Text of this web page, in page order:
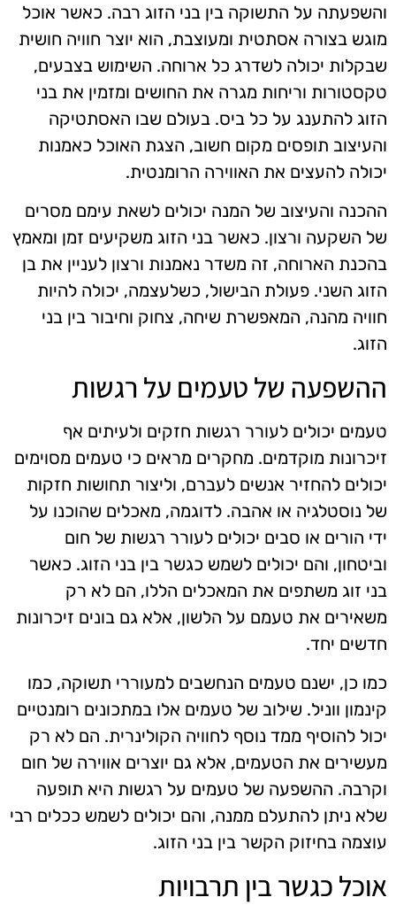
והשפעתה על התשוקה בין בני הזוג רבה. כאשר אוכל
מוגש בצורה אסתטית ומעוצבת, הוא יוצר חוויה חושית
שבקלות יכולה לשדרג כל ארוחה. השימוש בצבעים,
טקסטורות וריחות מגרה את החושים ומזמין את בני
הזוג להתענג על כל ביס. בעולם שבו האסתטיקה
והעיצוב תופסים מקום חשוב, הצגת האוכל כאמנות
יכולה להעצים את האווירה הרומנטית.
ההכנה והעיצוב של המנה יכולים לשאת עימם מסרים
של השקעה ורצון. כאשר בני הזוג משקיעים זמן ומאמץ
בהכנת הארוחה, זה משדר נאמנות ורצון לעניין את בן
הזוג השני. פעולת הבישול, כשלעצמה, יכולה להיות
חוויה מהנה, המאפשרת שיחה, צחוק וחיבור בין בני
הזוג.
ההשפעה של טעמים על רגשות
טעמים יכולים לעורר רגשות חזקים ולעיתים אף
זיכרונות מוקדמים. מחקרים מראים כי טעמים מסוימים
יכולים להחזיר אנשים לעברם, וליצור תחושות חזקות
של נוסטלגיה או אהבה. לדוגמה, מאכלים שהוכנו על
ידי הורים או סבים יכולים לעורר רגשות של חום
וביטחון, והם יכולים לשמש כגשר בין בני הזוג. כאשר
בני זוג משתפים את המאכלים הללו, הם לא רק
משאירים את טעמם על הלשון, אלא גם בונים זיכרונות
חדשים יחד.
כמו כן, ישנם טעמים הנחשבים למעוררי תשוקה, כמו
קינמון ווניל. שילוב של טעמים אלו במתכונים רומנטיים
יכול להוסיף ממד נוסף לחוויה הקולינרית. הם לא רק
מעשירים את הטעמים, אלא גם יוצרים אווירה של חום
וקרבה. ההשפעה של טעמים על רגשות היא תופעה
שלא ניתן להתעלם ממנה, והם יכולים לשמש ככלים רבי
עוצמה בחיזוק הקשר בין בני הזוג.
אוכל כגשר בין תרבויות